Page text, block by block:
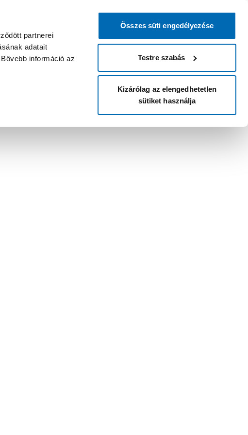
partnerei
adatait
információ az
Összes süti engedélyezése
Testre szabás
Kizárólag az elengedhetetlen
sütiket használja